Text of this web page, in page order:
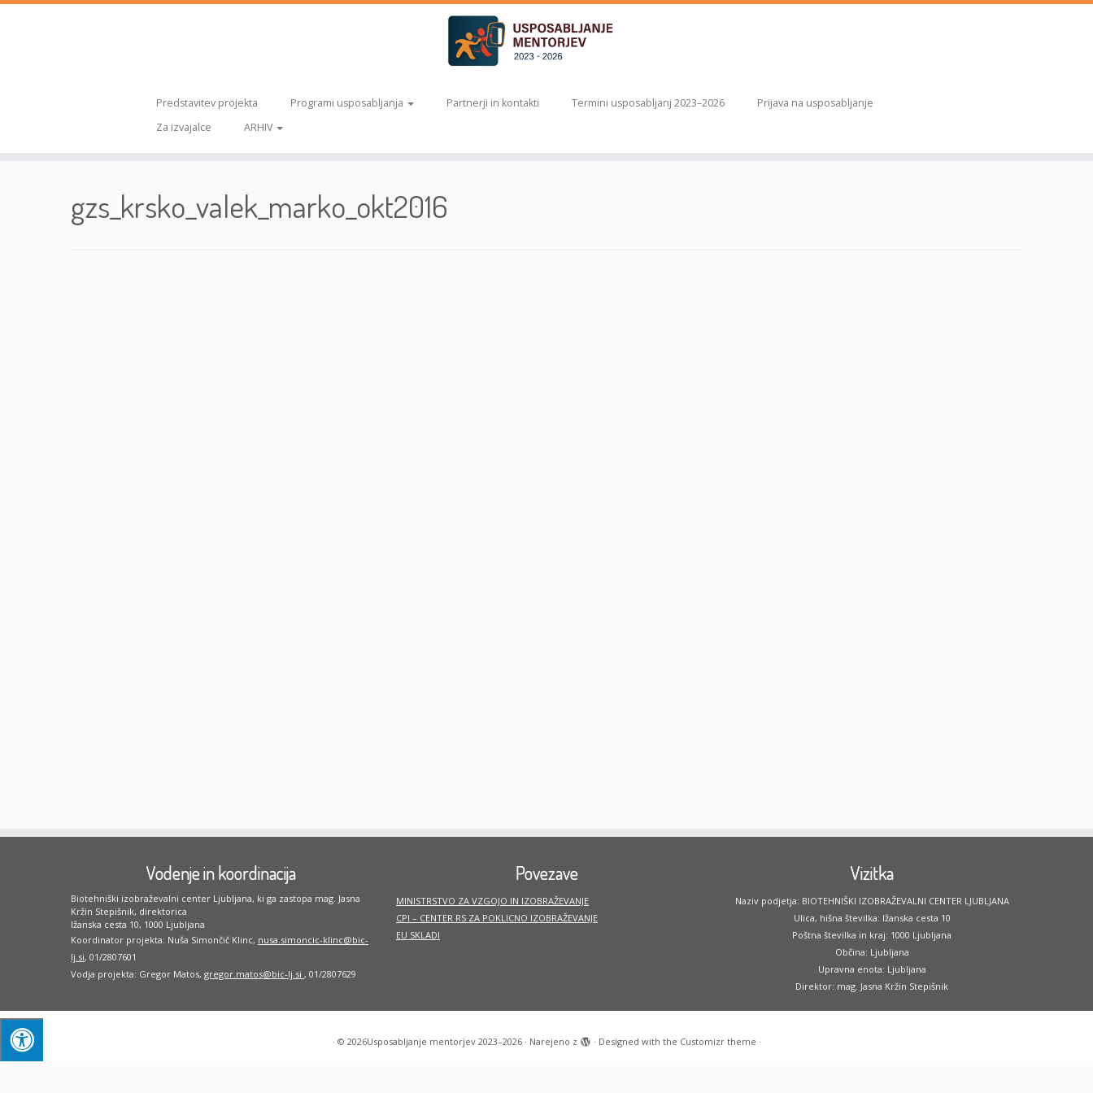
Predstavitev projekta Programi usposabljanja Partnerji in kontakti Termini usposabljanj 2023–2026
Prijava na usposabljanje
Za izvajalce
ARHIV
gzs_krsko_valek_marko_okt2016
Vodenje in koordinacija
Biotehniški izobraževalni center Ljubljana, ki ga zastopa mag. Jasna
Kržin Stepišnik, direktorica
Ižanska cesta 10, 1000 Ljubljana
Koordinator projekta: Nuša Simončič Klinc, nusa.simoncic-klinc@bic-
lj.si, 01/2807601
Vodja projekta: Gregor Matos, gregor.matos@bic-lj.si , 01/2807629
Povezave
MINISTRSTVO ZA VZGOJO IN IZOBRAŽEVANJE
CPI – CENTER RS ZA POKLICNO IZOBRAŽEVANJE
EU SKLADI
Vizitka
Naziv podjetja: BIOTEHNIŠKI IZOBRAŽEVALNI CENTER LJUBLJANA
Ulica, hišna številka: Ižanska cesta 10
Poštna številka in kraj: 1000 Ljubljana
Občina: Ljubljana
Upravna enota: Ljubljana
Direktor: mag. Jasna Kržin Stepišnik
· © 2026Usposabljanje mentorjev 2023–2026· Narejeno z · Designed with the Customizr theme ·